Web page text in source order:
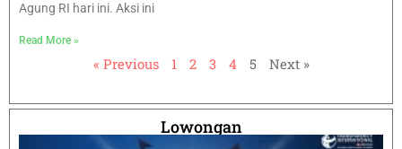
Agung RI hari ini. Aksi ini
Read More »
« Previous 1 2 3 4 5 Next »
Lowongan